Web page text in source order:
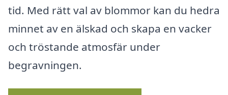
tid. Med rätt val av blommor kan du hedra
minnet av en älskad och skapa en vacker
och tröstande atmosfär under
begravningen.